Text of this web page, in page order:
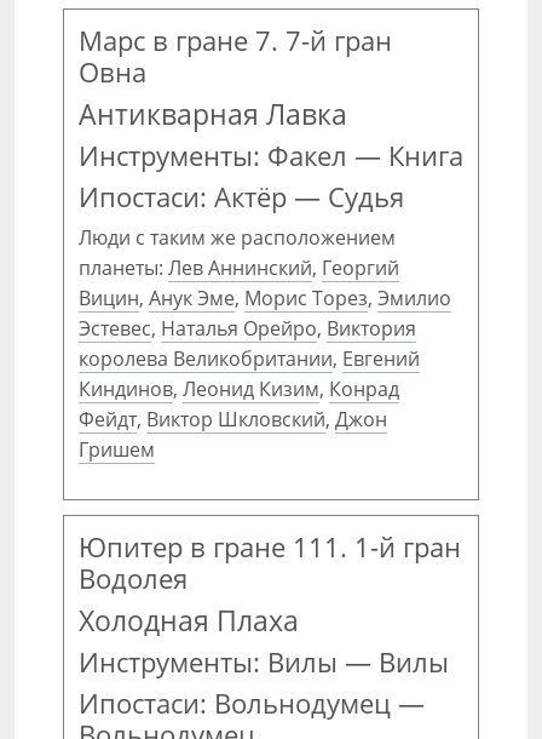
Марс в гране 7. 7-й гран
Овна
Антикварная Лавка
Инструменты: Факел — Книга
Ипостаси: Актёр — Судья
Люди с таким же расположением
планеты: Лев Аннинский, Георгий
Вицин, Анук Эме, Морис Торез, Эмилио
Эстевес, Наталья Орейро, Виктория
королева Великобритании, Евгений
Киндинов, Леонид Кизим, Конрад
Фейдт, Виктор Шкловский, Джон
Гришем
Юпитер в гране 111. 1-й гран
Водолея
Холодная Плаха
Инструменты: Вилы — Вилы
Ипостаси: Вольнодумец —